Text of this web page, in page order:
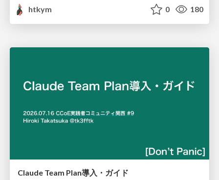
htkym
0 180
Claude Team Plan導入・ガイド